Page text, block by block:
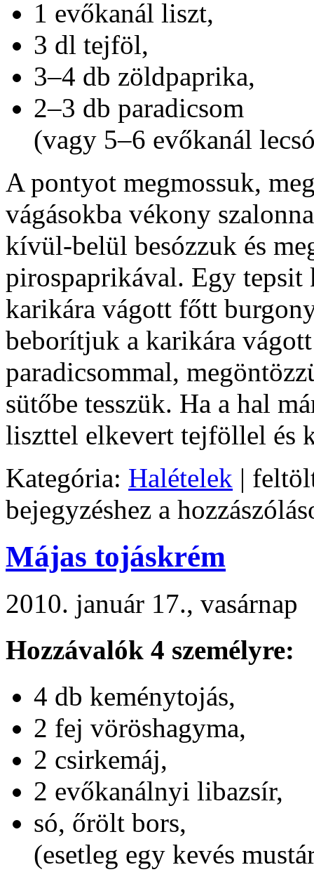
1 evőkanál liszt,
3 dl tejföl,
3–4 db zöldpaprika,
2–3 db paradicsom
(vagy 5–6 evőkanál
A pontyot megmossuk,
vágásokba vékony
kívül-belül besózzuk és
pirospaprikával. Egy
karikára vágott főtt
beborítjuk a karikára
paradicsommal,
sütőbe tesszük. Ha a hal
liszttel elkevert tejföllel és
Kategória: Halételek |
bejegyzéshez a
Májas tojáskrém
2010. január 17., vasárnap
Hozzávalók 4 személyre:
4 db keménytojás,
2 fej vöröshagyma,
2 csirkemáj,
2 evőkanálnyi libazsír,
só, őrölt bors,
(esetleg egy kevés